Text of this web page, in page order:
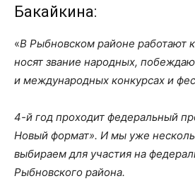
Бакайкина:
«В Рыбновском районе работают
носят звание народных,
и международных конкурсах и
4-й год проходит федеральный
Новый формат». И мы уже
выбираем для участия на
Рыбновского района.